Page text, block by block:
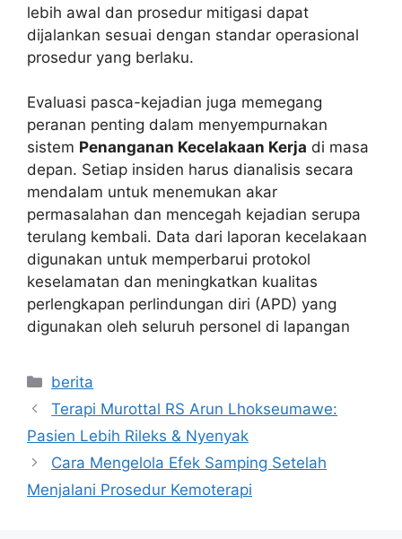
lebih awal dan prosedur mitigasi dapat
dijalankan sesuai dengan standar operasional
prosedur yang berlaku.
Evaluasi pasca-kejadian juga memegang
peranan penting dalam menyempurnakan
sistem Penanganan Kecelakaan Kerja di masa
depan. Setiap insiden harus dianalisis secara
mendalam untuk menemukan akar
permasalahan dan mencegah kejadian serupa
terulang kembali. Data dari laporan kecelakaan
digunakan untuk memperbarui protokol
keselamatan dan meningkatkan kualitas
perlengkapan perlindungan diri (APD) yang
digunakan oleh seluruh personel di lapangan
Kategori
berita
Terapi Murottal RS Arun Lhokseumawe:
Pasien Lebih Rileks & Nyenyak
Cara Mengelola Efek Samping Setelah
Menjalani Prosedur Kemoterapi